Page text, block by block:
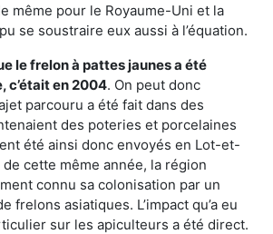
même pour le Royaume-Uni et la
se soustraire eux aussi à l’équation.
le frelon à pattes jaunes a été
c’était en 2004. On peut donc
parcouru a été fait dans des
des poteries et porcelaines
été ainsi donc envoyés en Lot-et-
cette même année, la région
connu sa colonisation par un
frelons asiatiques. L’impact qu’a eu
sur les apiculteurs a été direct.